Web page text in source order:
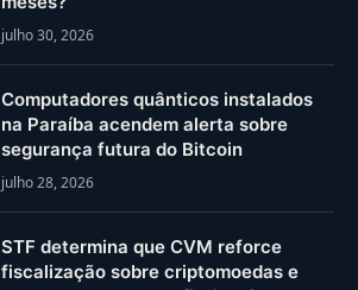
julho 30, 2026
Computadores quânticos instalados
na Paraíba acendem alerta sobre
segurança futura do Bitcoin
julho 28, 2026
STF determina que CVM reforce
fiscalização sobre criptomoedas e